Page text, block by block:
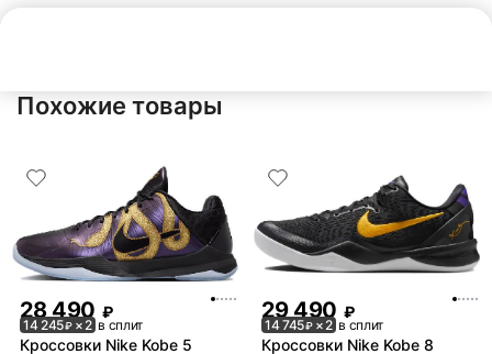
Похожие товары
28 490 ₽
14 245₽ × 2 в сплит
Кроссовки Nike Kobe 5
29 490 ₽
14 745₽ × 2 в сплит
Кроссовки Nike Kobe 8